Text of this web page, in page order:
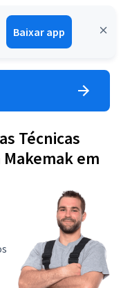
Baixar app
Entrar
Técnicas
em